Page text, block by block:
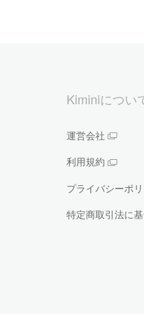
Kiminiについ
運営会社
利用規約
プライバシーポ
特定商取引法に